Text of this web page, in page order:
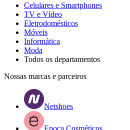
Celulares e Smartphones
TV e Vídeo
Eletrodomésticos
Móveis
Informática
Moda
Todos os departamentos
Nossas marcas e parceiros
Netshoes
Epoca Cosméticos